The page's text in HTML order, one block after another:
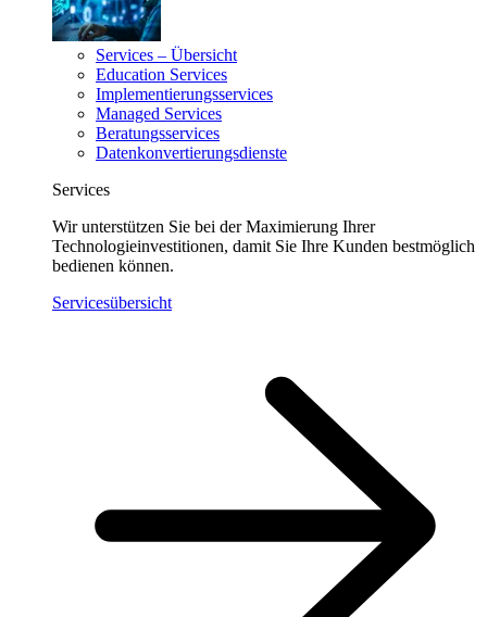
Services – Übersicht
Education Services
Implementierungsservices
Managed Services
Beratungsservices
Datenkonvertierungsdienste
Services
Wir unterstützen Sie bei der Maximierung Ihrer
Technologieinvestitionen, damit Sie Ihre Kunden bestmöglich
bedienen können.
Servicesübersicht